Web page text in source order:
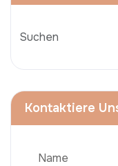
Kontaktiere